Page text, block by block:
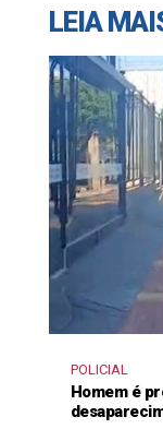
LEIA
POLICIAL
Homem é